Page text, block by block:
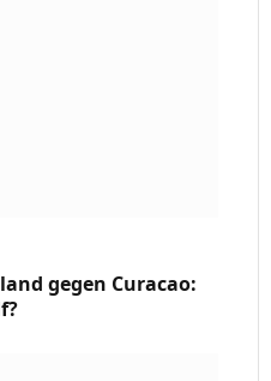
gegen Curacao: